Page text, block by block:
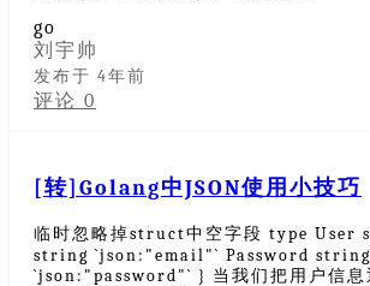
go
刘宇帅
发布于 4年前
评论 0
[转]Golang中JSON使用小技巧
临时忽略掉struct中空字段 type User
string `json:"email"` Password string
`json:"password"` } 当我们把用户信息